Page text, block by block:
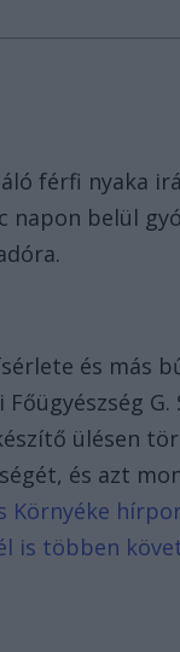
férfi nyaka
belül
és más
ülésen
és azt
Környéke
is többen